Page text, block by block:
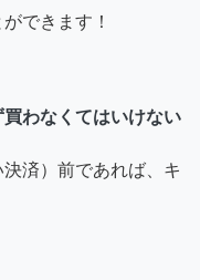
できます！
わなくてはいけない
済）前であれば、キ